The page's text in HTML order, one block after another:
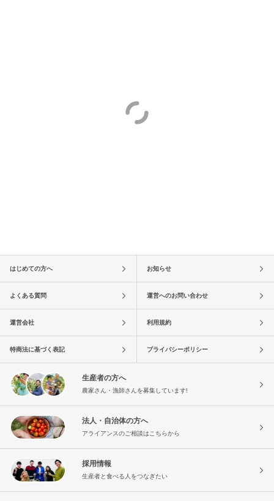
はじめての方へ お知らせ
よくある質問 運営へのお問い合わせ
運営会社 利用規約
特商法に基づく表記 プライバシーポリシー
生産者の方へ
農家さん・漁師さんを募集しています!
法人・自治体の方へ
アライアンスのご相談はこちらから
採用情報
生産者と食べる人をつなぎたい